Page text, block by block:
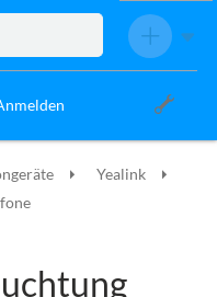
Yealink